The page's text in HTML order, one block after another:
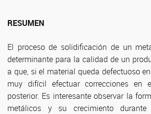
RESUMEN
El proceso de solidificación de un
determinante para la calidad de un
a que, si el material queda defectuoso
muy difícil efectuar correcciones en
posterior. Es interesante observar la
metálicos y su crecimiento